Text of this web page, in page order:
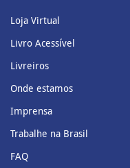
Loja Virtual
Livro Acessível
Livreiros
Onde estamos
Imprensa
Trabalhe na Brasil
FAQ